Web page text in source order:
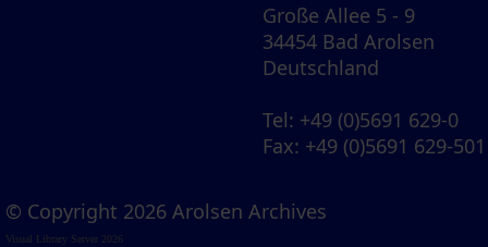
Große Allee 5 - 9
34454 Bad Arolsen
Deutschland
Tel: +49 (0)5691 629-0
Fax: +49 (0)5691 629-501
© Copyright 2026 Arolsen Archives
Visual Library Server 2026